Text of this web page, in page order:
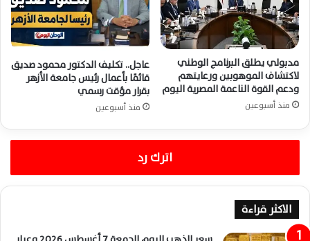
مدبولي يطلق البرنامج الوطني
لاكتشاف الموهوبين ورعايتهم
ودعم القوة الناعمة المصرية اليوم
منذ أسبوعين
عاجل.. تكليف الدكتور محمود صديق
قائمًا بأعمال رئيس جامعة الأزهر
بقرار مؤقت رسمي
منذ أسبوعين
اترك رد
الاكثر قراءة